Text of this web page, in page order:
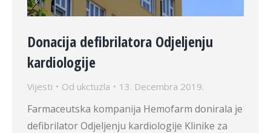
Donacija defibrilatora Odjeljenju
kardiologije
Vijesti Od ukctuzla 13. Decembra 2019.
Farmaceutska kompanija Hemofarm donirala je
defibrilator Odjeljenju kardiologije Klinike za